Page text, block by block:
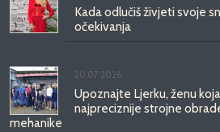
Kada odlučiš živjeti svoje
očekivanja
20.07.2026.
Upoznajte Ljerku, ženu
najpreciznije strojne
mehanike